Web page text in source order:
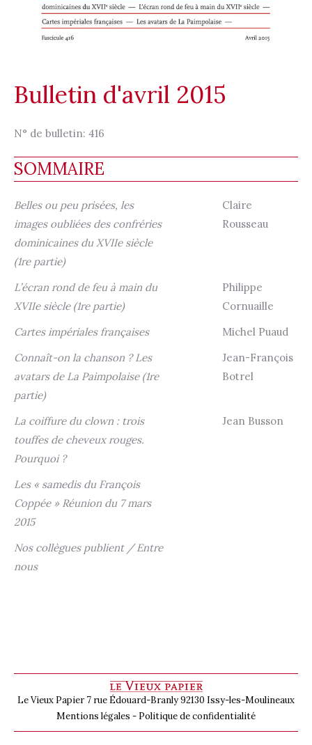
Bulletin d'avril 2015
N° de bulletin: 416
SOMMAIRE
Belles ou peu prisées, les
images oubliées des confréries
dominicaines du XVIIe siècle
(1re partie)
Claire
Rousseau
L’écran rond de feu à main du
XVIIe siècle (1re partie)
Philippe
Cornuaille
Cartes impériales françaises
Michel Puaud
Connaît-on la chanson ? Les
avatars de La Paimpolaise (1re
partie)
Jean-François
Botrel
La coiffure du clown : trois
touffes de cheveux rouges.
Pourquoi ?
Jean Busson
Les « samedis du François
Coppée » Réunion du 7 mars
2015
Nos collègues publient / Entre
nous
Le Vieux Papier 7 rue Édouard-Branly 92130 Issy-les-Moulineaux
Mentions légales - Politique de confidentialité